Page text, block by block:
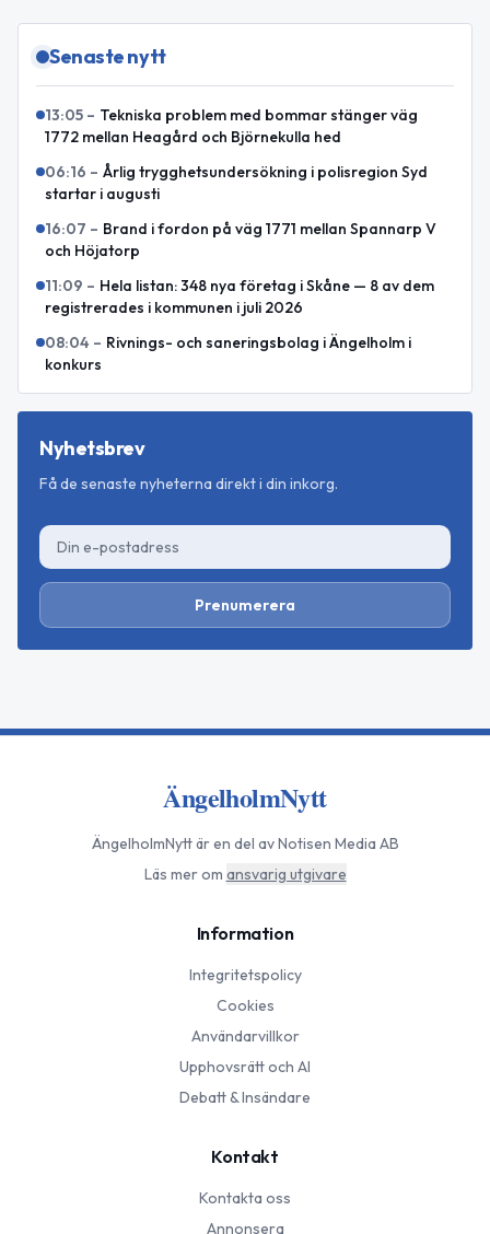
Senaste nytt
13:05 – Tekniska problem med bommar stänger väg
1772 mellan Heagård och Björnekulla hed
06:16 – Årlig trygghetsundersökning i polisregion Syd
startar i augusti
16:07 – Brand i fordon på väg 1771 mellan Spannarp V
och Höjatorp
11:09 – Hela listan: 348 nya företag i Skåne — 8 av dem
registrerades i kommunen i juli 2026
08:04 – Rivnings- och saneringsbolag i Ängelholm i
konkurs
Nyhetsbrev
Få de senaste nyheterna direkt i din inkorg.
Prenumerera
ÄngelholmNytt
ÄngelholmNyttär en del av Notisen Media AB
Läs mer om ansvarig utgivare
Information
Integritetspolicy
Cookies
Användarvillkor
Upphovsrätt och AI
Debatt & Insändare
Kontakt
Kontakta oss
Annonsera